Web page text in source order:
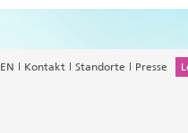
EN Kontakt Standorte Presse